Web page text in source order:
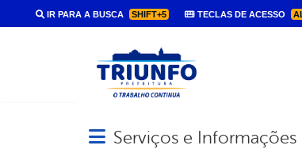
IR PARA A BUSCA SHIFT+5 TECLAS DE ACESSO
Abrir menu principal de navegação
Serviços e Informações